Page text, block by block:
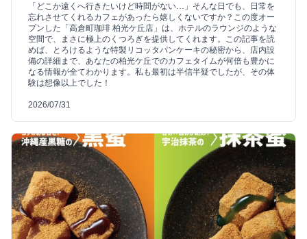
「どこか遠くへ行きたいけど時間がない…」そんな日でも、日常を
忘れさせてくれるカフェがあったら嬉しくないですか？この度オー
プンした「高倉町珈琲 柏光ケ丘店」は、ホテルのラウンジのような
空間で、まさに極上のくつろぎを提供してくれます。この記事を読
めば、とろけるような特製リコッタパンケーキの秘密から、店内設
備の詳細まで、あなたの柏光ケ丘でのカフェタイムが何倍も豊かに
なる情報が全てわかります。私も最初は半信半疑でしたが、その体
験は想像以上でした！
2026/07/31